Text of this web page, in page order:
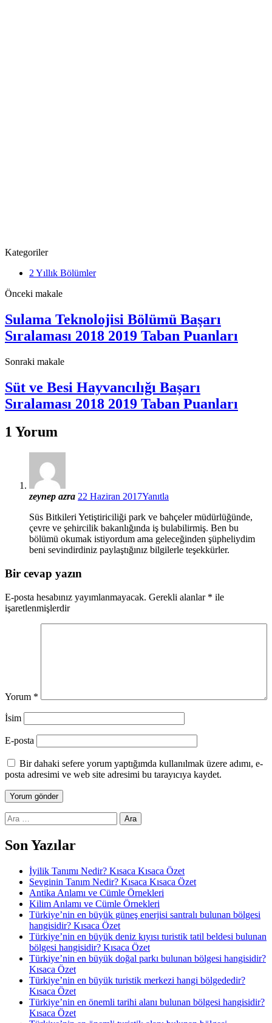
Kategoriler
2 Yıllık Bölümler
Önceki makale
Sulama Teknolojisi Bölümü Başarı
Sıralaması 2018 2019 Taban Puanları
Sonraki makale
Süt ve Besi Hayvancılığı Başarı
Sıralaması 2018 2019 Taban Puanları
1 Yorum
zeynep azra 22 Haziran 2017Yanıtla
Süs Bitkileri Yetiştiriciliği park ve bahçeler müdürlüğünde,
çevre ve şehircilik bakanlığında iş bulabilirmiş. Ben bu
bölümü okumak istiyordum ama geleceğinden şüpheliydim
beni sevindirdiniz paylaştığınız bilgilerle teşekkürler.
Bir cevap yazın
E-posta hesabınız yayımlanmayacak. Gerekli alanlar * ile
işaretlenmişlerdir
Yorum *
İsim
E-posta
Bir dahaki sefere yorum yaptığımda kullanılmak üzere adımı, e-
posta adresimi ve web site adresimi bu tarayıcıya kaydet.
Arama:
Son Yazılar
İyilik Tanımı Nedir? Kısaca Kısaca Özet
Sevginin Tanım Nedir? Kısaca Kısaca Özet
Antika Anlamı ve Cümle Örnekleri
Kilim Anlamı ve Cümle Örnekleri
Türkiye’nin en büyük güneş enerjisi santralı bulunan bölgesi
hangisidir? Kısaca Özet
Türkiye’nin en büyük deniz kıyısı turistik tatil beldesi bulunan
bölgesi hangisidir? Kısaca Özet
Türkiye’nin en büyük doğal parkı bulunan bölgesi hangisidir?
Kısaca Özet
Türkiye’nin en büyük turistik merkezi hangi bölgededir?
Kısaca Özet
Türkiye’nin en önemli tarihi alanı bulunan bölgesi hangisidir?
Kısaca Özet